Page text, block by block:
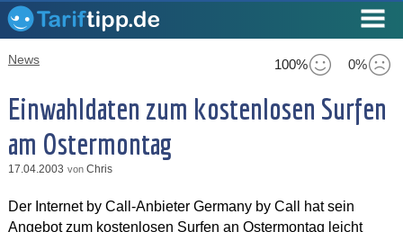
100% 0%
News
Einwahldaten zum kostenlosen Surfen
am Ostermontag
17.04.2003 von Chris
Der Internet by Call-Anbieter Germany by Call hat sein
Angebot zum kostenlosen Surfen an Ostermontag leicht